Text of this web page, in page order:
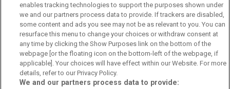
Wetten kann Spaß, aber auch süchtig machen!
enables tracking technologies to support the purposes shown under
we and our partners process data to provide. If trackers are disabled,
some content and ads you see may not be as relevant to you. You can
resurface this menu to change your choices or withdraw consent at
any time by clicking the Show Purposes link on the bottom of the
webpage [or the floating icon on the bottom-left of the webpage, if
applicable]. Your choices will have effect within our Website. For more
details, refer to our Privacy Policy.
We and our partners process data to provide: